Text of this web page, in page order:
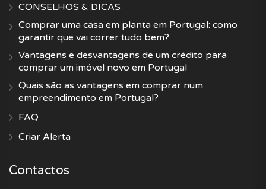
CONSELHOS & DICAS
Comprar uma casa em planta em Portugal: como
garantir que vai correr tudo bem?
Vantagens e desvantagens de um crédito para
comprar um imóvel novo em Portugal
Quais são as vantagens em comprar num
empreendimento em Portugal?
FAQ
Criar Alerta
Contactos